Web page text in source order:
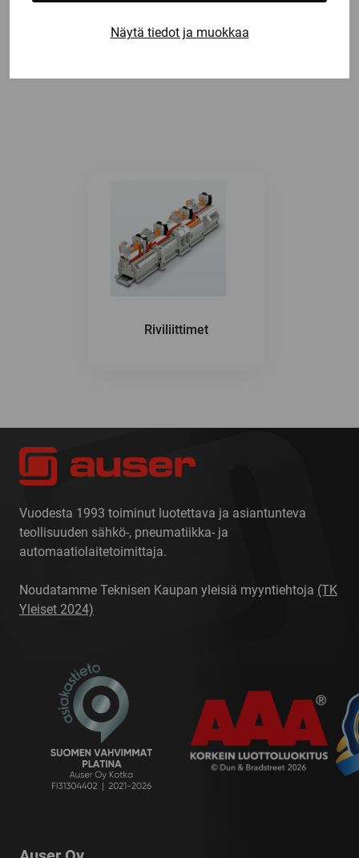
Näytä tiedot ja muokkaa
Riviliittimet
Vuodesta 1993 toiminut luotettava ja asiantunteva
teollisuuden sähkö-, pneumatiikka- ja
automaatiolaitetoimittaja.
Noudatamme Teknisen Kaupan yleisiä myyntiehtoja (TK
Yleiset 2024)